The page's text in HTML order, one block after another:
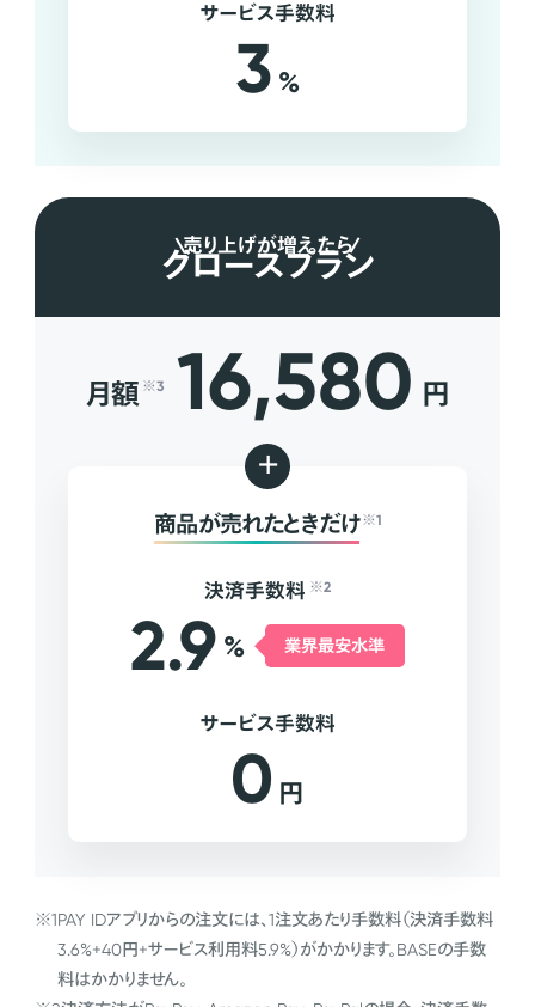
サービス手数料
3 %
売り上げが増えたら
グロースプラン
月額 ※3 16,580 円
+
商品が売れたときだけ ※1
決済手数料 ※2
2.9 % 業界最安水準
サービス手数料
0 円
※1PAY IDアプリからの注文には、1注文あたり手数料（決済手数料
3.6%+40円+サービス利用料5.9%）がかかります。BASEの手数
料はかかりません。